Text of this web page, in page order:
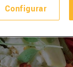
Configurar